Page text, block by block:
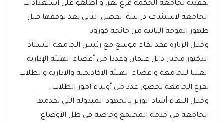
تفقديه لجامعة الحكمة فرع تعز، و اطلعو على استعدادات
الجامعة لاستئناف دراسة الفصل الثاني بعد توقفها قبل
ظهور الموجة الثانية من جائحة كورونا.
وخلال الزيارة عقد لقاء موسع مع رئيس الجامعة الأستاذ
الدكتور مختار دايل عثمان وعددا من أعضاء الهيئة الإدارية
العليا للجامعة واعضاء الهيئة الاكاديمية والادارية والطلاب
بفرع الجامعة بحضور عدد من أولياء امور الطلاب.
وخلال اللقاء أشاد الوزير بالجهود المبذولة التي تقدمها
الجامعة في خدمة المجتمع وخاصة في ظل الأوضاع